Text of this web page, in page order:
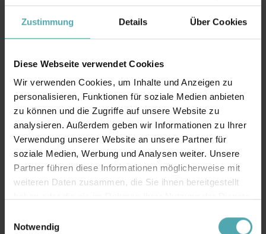
Zustimmung Details Über Cookies
Diese Webseite verwendet Cookies
Wir verwenden Cookies, um Inhalte und Anzeigen zu
personalisieren, Funktionen für soziale Medien anbieten
zu können und die Zugriffe auf unsere Website zu
analysieren. Außerdem geben wir Informationen zu Ihrer
Verwendung unserer Website an unsere Partner für
soziale Medien, Werbung und Analysen weiter. Unsere
Partner führen diese Informationen möglicherweise mit
weiteren Daten zusammen, die Sie ihnen bereitgestellt
Notwendig
eine erhöhte Windfestigkeit und Belastbarkeit
gegenüber anderen Arten ermöglicht. Dadurch
eignen sie sich besonders für großzügige Terrassen,
Viele Modelle lassen sich mit seitlichen Elementen,
integrierter Beleuchtung oder automatischen
Steuerungen ausstatten. Der solide Aufbau verleiht
Pergolamarkisen nicht nur Funktionalität, sondern
aucheine architektonisch klare Linie, die Ihren